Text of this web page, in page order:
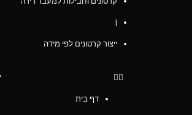
|
ייצור קרטונים לפי מידה
דף בית